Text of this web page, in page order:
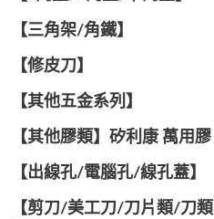
【三角架/角鐵】
【修皮刀】
【其他五金系列】
【其他膠類】矽利康 萬用膠
【出線孔/電腦孔/線孔蓋】
【剪刀/美工刀/刀片類/刀類